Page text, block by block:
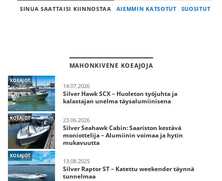
SINUA SAATTAISI KIINNOSTAA AIEMMIN KATSOTUT SUOSITUT
MAHONKIVENE KOEAJOJA
KOEAJOT
14.07.2026
Silver Hawk SCX – Huoleton työjuhta ja
kalastajan unelma täysalumiinisena
KOEAJOT 23.06.2026
Silver Seahawk Cabin: Saariston kestävä
moniottelija – Alumiinin voimaa ja hytin
mukavuutta
KOEAJOT
13.08.2025
Silver Raptor ST – Katettu weekender täynnä
tunnelmaa